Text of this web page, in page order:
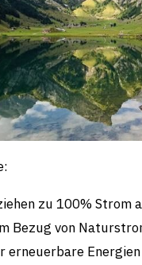
zu 100% Strom
Bezug von
erneuerbare